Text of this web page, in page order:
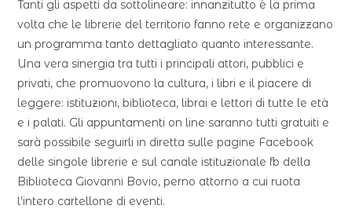
Tanti gli aspetti da sottolineare: innanzitutto è la prima
volta che le librerie del territorio fanno rete e organizzano
un programma tanto dettagliato quanto interessante.
Una vera sinergia tra tutti i principali attori, pubblici e
privati, che promuovono la cultura, i libri e il piacere di
leggere: istituzioni, biblioteca, librai e lettori di tutte le età
e i palati. Gli appuntamenti on line saranno tutti gratuiti e
sarà possibile seguirli in diretta sulle pagine Facebook
delle singole librerie e sul canale istituzionale fb della
Biblioteca Giovanni Bovio, perno attorno a cui ruota
l’intero cartellone di eventi.